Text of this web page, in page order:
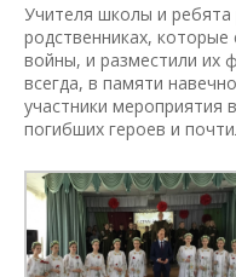
Учителя школы и ребята
родственниках,
войны, и разместили их
всегда, в памяти
участники мероприятия
погибших героев и